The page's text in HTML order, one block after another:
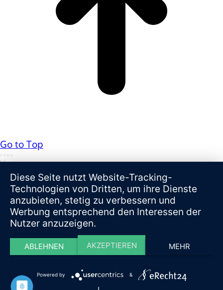
Go to Top
Diese Seite nutzt Website-Tracking-
Technologien von Dritten, um ihre Dienste
anzubieten, stetig zu verbessern und
Werbung entsprechend den Interessen der
Nutzer anzuzeigen.
ABLEHNEN AKZEPTIEREN MEHR
Powered by &